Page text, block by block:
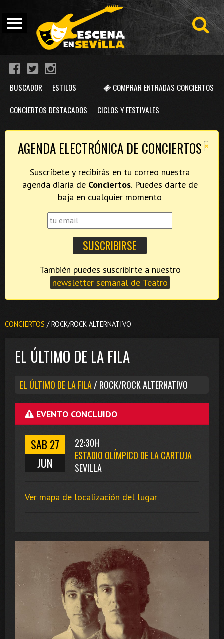
COMPRAR ENTRADAS CONCIERTOS
BUSCADOR ESTILOS
CONCIERTOS DESTACADOS CICLOS Y FESTIVALES
×
AGENDA ELECTRÓNICA DE CONCIERTOS
Suscríbete y recibirás en tu correo nuestra
agenda diaria de Conciertos. Puedes darte de
baja en cualquier momento
newsletter semanal de Teatro
CONCIERTOS / ROCK/ROCK ALTERNATIVO
EL ÚLTIMO DE LA FILA
EL ÚLTIMO DE LA FILA/ ROCK/ROCK ALTERNATIVO
EVENTO CONCLUIDO
SAB 27
JUN
22:30H
ESTADIO OLÍMPICO DE LA CARTUJA
SEVILLA
Ver mapa de localización del lugar